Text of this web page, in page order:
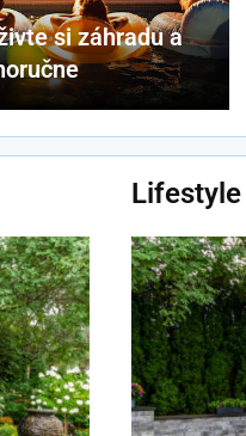
si záhradu a
Lifestyle